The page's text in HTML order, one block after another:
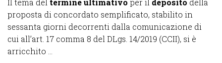
Il tema del termine ultimativo per il deposito della
proposta di concordato semplificato, stabilito in
sessanta giorni decorrenti dalla comunicazione di
cui all’art. 17 comma 8 del DLgs. 14/2019 (CCII), si è
arricchito ...